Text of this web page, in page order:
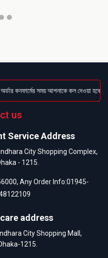
অর্ডার কনফার্মের সময় আপনাকে কল দেওয়া হবে
us
Service Address
City Shopping Complex,
- 1215.
, Any Order Info:01945-
address
City Shopping Mall,
1215.